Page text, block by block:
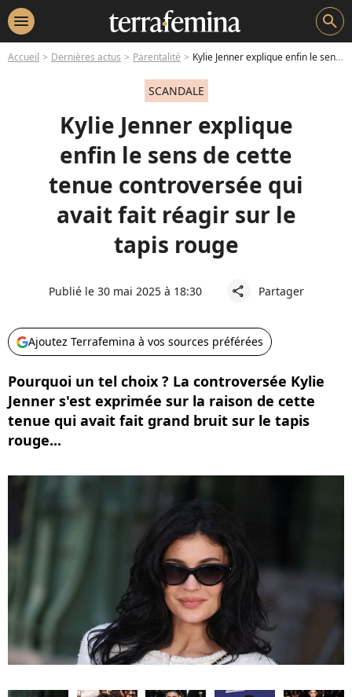
menu search
Accueil Dernières actus Parentalité Kylie Jenner explique enfin le sens de cette tenue controversée qui avait fait réagir sur le tapis rouge
SCANDALE
Kylie Jenner explique
enfin le sens de cette
tenue controversée qui
avait fait réagir sur le
tapis rouge
Publié le 30 mai 2025 à 18:30 share Partager
Ajoutez Terrafemina à vos sources préférées
Pourquoi un tel choix ? La controversée Kylie
Jenner s'est exprimée sur la raison de cette
tenue qui avait fait grand bruit sur le tapis
rouge...